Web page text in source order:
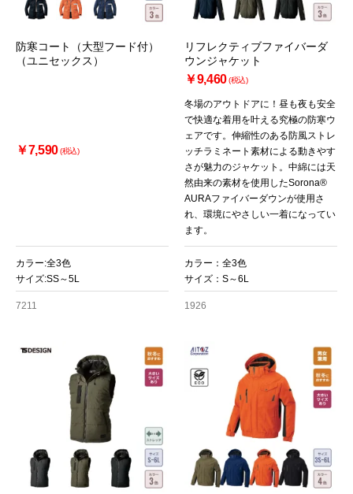
防寒コート（大型フード付）
（ユニセックス）
￥7,590(税込)
カラー:全3色
サイズ:SS～5L
7211
リフレクティブファイバーダ
ウンジャケット
￥9,460(税込)
冬場のアウトドアに！昼も夜も安全
で快適な着用を叶える究極の防寒ウ
ェアです。伸縮性のある防風ストレ
ッチラミネート素材による動きやす
さが魅力のジャケット。中綿には天
然由来の素材を使用したSorona®
AURAファイバーダウンが使用さ
れ、環境にやさしい一着になってい
ます。
カラー：全3色
サイズ：S～6L
1926